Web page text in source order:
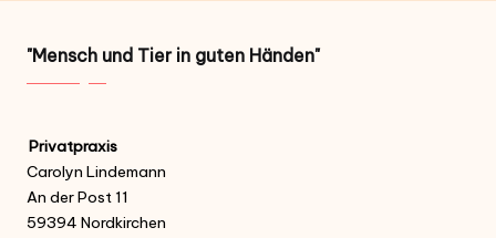
"Mensch und Tier in guten Händen"
Privatpraxis
Carolyn Lindemann
An der Post 11
59394 Nordkirchen